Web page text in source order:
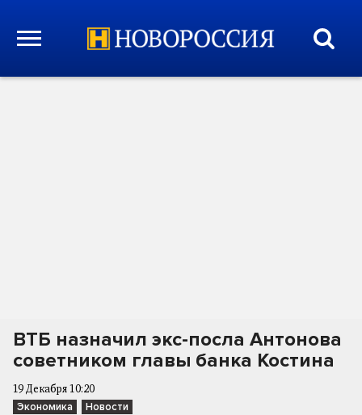
ВТБ назначил экс-посла Антонова
советником главы банка Костина
19 Декабря 10:20
Экономика Новости